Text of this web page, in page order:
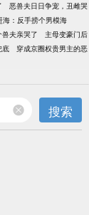
恶兽夫日日争宠，丑雌哭
海：反手捞个男模海
夫亲哭了
主母变豪门后
底
穿成京圈权贵男主的恶
搜索